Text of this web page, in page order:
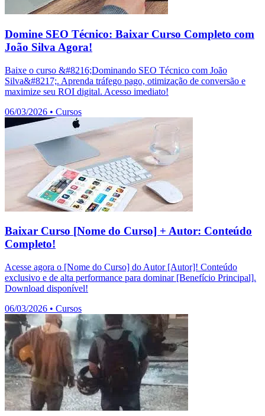
Domine SEO Técnico: Baixar Curso Completo com
João Silva Agora!
Baixe o curso &#8216;Dominando SEO Técnico com João
Silva&#8217;. Aprenda tráfego pago, otimização de conversão e
maximize seu ROI digital. Acesso imediato!
06/03/2026 • Cursos
Baixar Curso [Nome do Curso] + Autor: Conteúdo
Completo!
Acesse agora o [Nome do Curso] do Autor [Autor]! Conteúdo
exclusivo e de alta performance para dominar [Benefício Principal].
Download disponível!
06/03/2026 • Cursos